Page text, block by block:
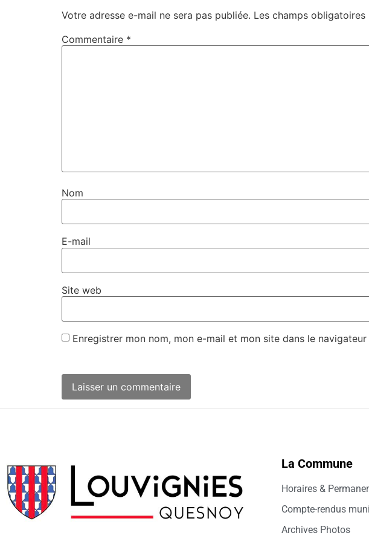
Votre adresse e-mail ne sera pas publiée. Les champs
Commentaire *
Nom
E-mail
Site web
Enregistrer mon nom, mon e-mail et mon site dans le
La Commune
Horaires &
Compte-rendus
Archives Photos